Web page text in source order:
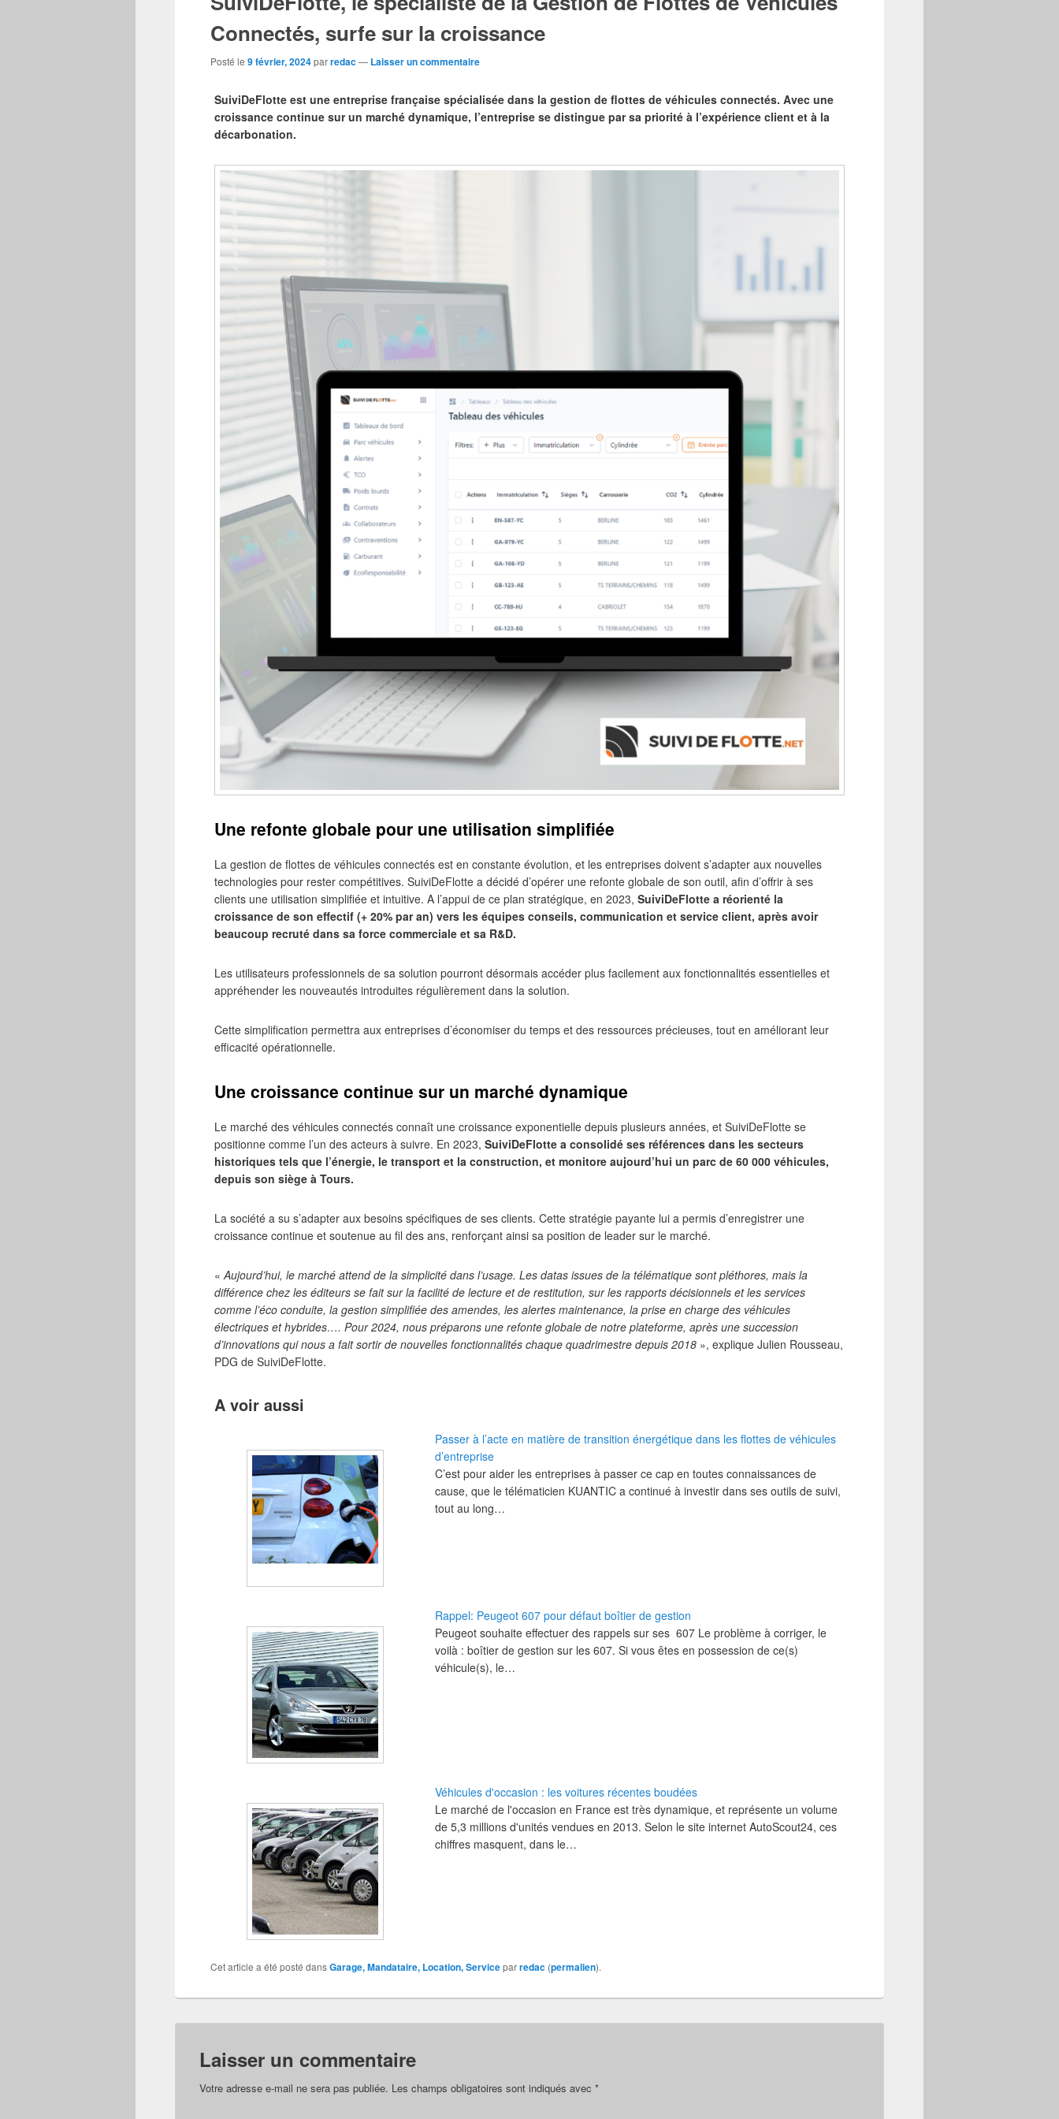
Connectés, surfe sur la croissance
Posté le 9 février, 2024parredac— Laisser un commentaire
SuiviDeFlotte est une entreprise française spécialisée dans la gestion de flottes de véhicules connectés. Avec une
croissance continue sur un marché dynamique, l’entreprise se distingue par sa priorité à l’expérience client et à la
décarbonation.
Une refonte globale pour une utilisation simplifiée
La gestion de flottes de véhicules connectés est en constante évolution, et les entreprises doivent s’adapter aux nouvelles
technologies pour rester compétitives. SuiviDeFlotte a décidé d’opérer une refonte globale de son outil, afin d’offrir à ses
clients une utilisation simplifiée et intuitive. A l’appui de ce plan stratégique, en 2023, SuiviDeFlotte a réorienté la
croissance de son effectif (+ 20% par an) vers les équipes conseils, communication et service client, après avoir
beaucoup recruté dans sa force commerciale et sa R&D.
Les utilisateurs professionnels de sa solution pourront désormais accéder plus facilement aux fonctionnalités essentielles et
appréhender les nouveautés introduites régulièrement dans la solution.
Cette simplification permettra aux entreprises d’économiser du temps et des ressources précieuses, tout en améliorant leur
efficacité opérationnelle.
Une croissance continue sur un marché dynamique
Le marché des véhicules connectés connaît une croissance exponentielle depuis plusieurs années, et SuiviDeFlotte se
positionne comme l’un des acteurs à suivre. En 2023, SuiviDeFlotte a consolidé ses références dans les secteurs
historiques tels que l’énergie, le transport et la construction, et monitore aujourd’hui un parc de 60 000 véhicules,
depuis son siège à Tours.
La société a su s’adapter aux besoins spécifiques de ses clients. Cette stratégie payante lui a permis d’enregistrer une
croissance continue et soutenue au fil des ans, renforçant ainsi sa position de leader sur le marché.
« Aujourd’hui, le marché attend de la simplicité dans l’usage. Les datas issues de la télématique sont pléthores, mais la
différence chez les éditeurs se fait sur la facilité de lecture et de restitution, sur les rapports décisionnels et les services
comme l’éco conduite, la gestion simplifiée des amendes, les alertes maintenance, la prise en charge des véhicules
électriques et hybrides…. Pour 2024, nous préparons une refonte globale de notre plateforme, après une succession
d’innovations qui nous a fait sortir de nouvelles fonctionnalités chaque quadrimestre depuis 2018 », explique Julien Rousseau,
PDG de SuiviDeFlotte.
A voir aussi
Passer à l’acte en matière de transition énergétique dans les flottes de véhicules
d’entreprise
C’est pour aider les entreprises à passer ce cap en toutes connaissances de
cause, que le télématicien KUANTIC a continué à investir dans ses outils de suivi,
tout au long…
Rappel: Peugeot 607 pour défaut boîtier de gestion
Peugeot souhaite effectuer des rappels sur ses 607 Le problème à corriger, le
voilà : boîtier de gestion sur les 607. Si vous êtes en possession de ce(s)
véhicule(s), le…
Véhicules d'occasion : les voitures récentes boudées
Le marché de l'occasion en France est très dynamique, et représente un volume
de 5,3 millions d'unités vendues en 2013. Selon le site internet AutoScout24, ces
chiffres masquent, dans le…
Cet article a été posté dansGarage, Mandataire, Location, Serviceparredac (permalien).
Laisser un commentaire
Votre adresse e-mail ne sera pas publiée. Les champs obligatoires sont indiqués avec *